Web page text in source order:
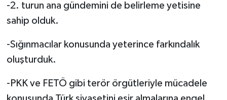
-2. turun ana gündemini de belirleme yetisine
sahip olduk.
-Sığınmacılar konusunda yeterince farkındalık
oluşturduk.
-PKK ve FETÖ gibi terör örgütleriyle mücadele